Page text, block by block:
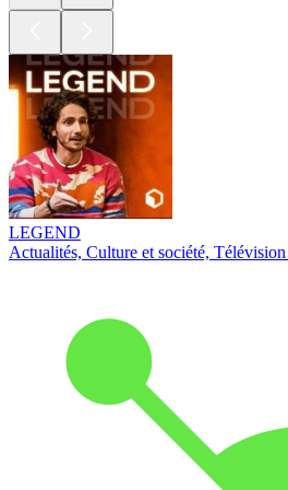
LEGEND
Actualités, Culture et société, Télévision